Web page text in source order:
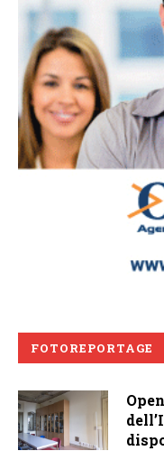
FOTOREPORTAGE